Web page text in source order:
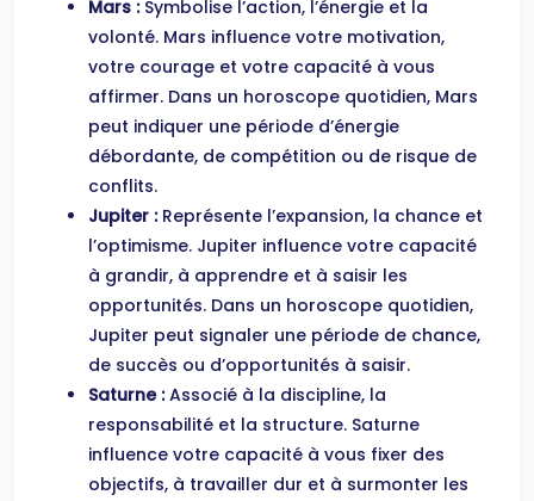
Mars : Symbolise l’action, l’énergie et la
volonté. Mars influence votre motivation,
votre courage et votre capacité à vous
affirmer. Dans un horoscope quotidien, Mars
peut indiquer une période d’énergie
débordante, de compétition ou de risque de
conflits.
Jupiter : Représente l’expansion, la chance et
l’optimisme. Jupiter influence votre capacité
à grandir, à apprendre et à saisir les
opportunités. Dans un horoscope quotidien,
Jupiter peut signaler une période de chance,
de succès ou d’opportunités à saisir.
Saturne :Associé à la discipline, la
responsabilité et la structure. Saturne
influence votre capacité à vous fixer des
objectifs, à travailler dur et à surmonter les